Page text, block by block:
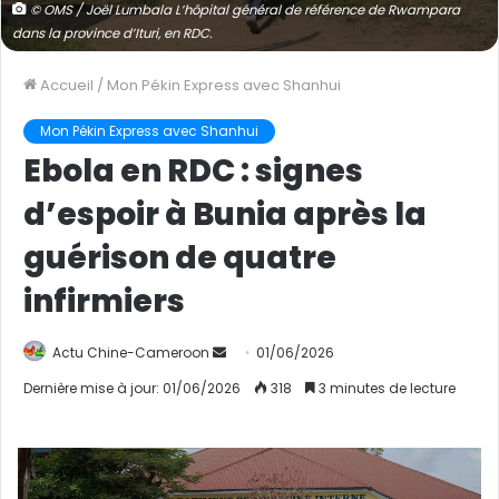
© OMS / Joël Lumbala L’hôpital général de référence de Rwampara
dans la province d’Ituri, en RDC.
Accueil / Mon Pékin Express avec Shanhui
Mon Pékin Express avec Shanhui
Ebola en RDC : signes
d’espoir à Bunia après la
guérison de quatre
infirmiers
Actu Chine-Cameroon
n
y
e
01/06/2026
Dernière mise à jour: 01/06/2026
318 3 minutes de lecture